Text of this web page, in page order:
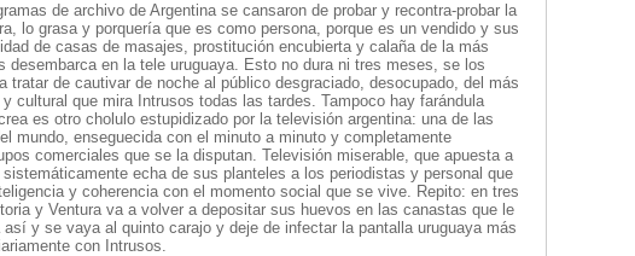
de archivo de Argentina se cansaron de probar y recontra-probar la
lo grasa y porquería que es como persona, porque es un vendido y sus
de casas de masajes, prostitución encubierta y calaña de la más
desembarca en la tele uruguaya. Esto no dura ni tres meses, se los
tratar de cautivar de noche al público desgraciado, desocupado, del más
cultural que mira Intrusos todas las tardes. Tampoco hay farándula
es otro cholulo estupidizado por la televisión argentina: una de las
mundo, enseguecida con el minuto a minuto y completamente
comerciales que se la disputan. Televisión miserable, que apuesta a
echa de sus planteles a los periodistas y personal que
y coherencia con el momento social que se vive. Repito: en tres
y Ventura va a volver a depositar sus huevos en las canastas que le
así y se vaya al quinto carajo y deje de infectar la pantalla uruguaya más
con Intrusos.